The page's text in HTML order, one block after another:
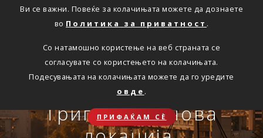
Ви се важни. Повеќе за колачињата можете да дознаете
во Политика за приватност .
Со натамошно користење на веб страната се
согласувате со користењето на колачињата.
Подесувањата на колачињата можете да го уредите
овде .
ПРИФАЌАМ СЀ
Триглав на нова
Сѐ ќе биде во ред
Совет, информација или инспирација за секоја животна
Онлајн пријава на
осигурен случај преку
OneID
Travel Smart и Travel
Smart Plus
АВТОМОБИЛСКА ОДГОВОРНОСТ
Oнлајн обнова на осигурување.
ЗДРАВСТВЕНО ПАТНИЧКО